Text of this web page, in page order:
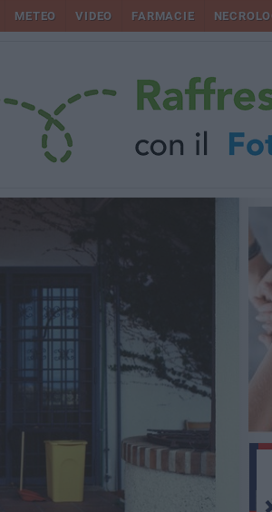
METEO VIDEO FARMACIE